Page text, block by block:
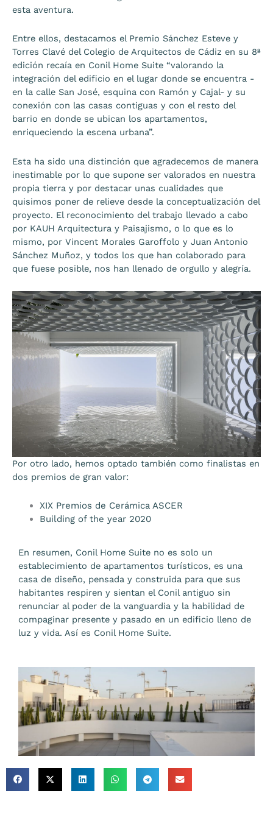
esta aventura.
Entre ellos, destacamos el Premio Sánchez Esteve y
Torres Clavé del Colegio de Arquitectos de Cádiz en su 8ª
edición recaía en Conil Home Suite “valorando la
integración del edificio en el lugar donde se encuentra -
en la calle San José, esquina con Ramón y Cajal- y su
conexión con las casas contiguas y con el resto del
barrio en donde se ubican los apartamentos,
enriqueciendo la escena urbana”.
Esta ha sido una distinción que agradecemos de manera
inestimable por lo que supone ser valorados en nuestra
propia tierra y por destacar unas cualidades que
quisimos poner de relieve desde la conceptualización del
proyecto. El reconocimiento del trabajo llevado a cabo
por KAUH Arquitectura y Paisajismo, o lo que es lo
mismo, por Vincent Morales Garoffolo y Juan Antonio
Sánchez Muñoz, y todos los que han colaborado para
que fuese posible, nos han llenado de orgullo y alegría.
Por otro lado, hemos optado también como finalistas en
dos premios de gran valor:
XIX Premios de Cerámica ASCER
Building of the year 2020
En resumen, Conil Home Suite no es solo un
establecimiento de apartamentos turísticos, es una
casa de diseño, pensada y construida para que sus
habitantes respiren y sientan el Conil antiguo sin
renunciar al poder de la vanguardia y la habilidad de
compaginar presente y pasado en un edificio lleno de
luz y vida. Así es Conil Home Suite.